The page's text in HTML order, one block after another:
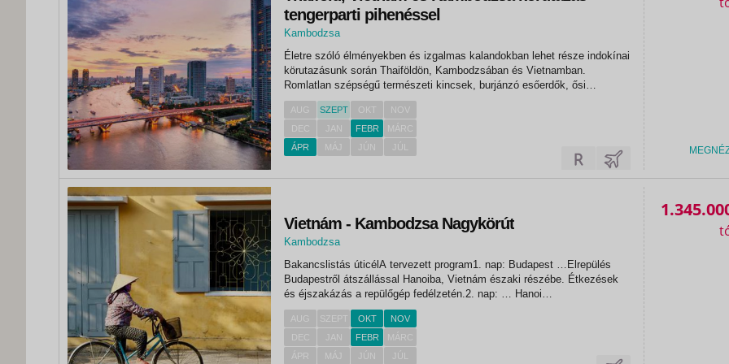
tengerparti pihenéssel
Kambodzsa
, Phnom Penh
Életre szóló élményekben és izgalmas kalandokban lehet része indokínai
körutazásunk során Thaiföldön, Kambodzsában és Vietnamban.
Romlatlan szépségű természeti kincsek, burjánzó esőerdők, ősi
szentélyek, keleties báj, és a 20. század történelmének lebilincselő,
néha felkavaró emlékei fogadják az...
AUG SZEPT OKT
NOV
DEC
JAN FEBR
MÁRC
ÁPR
MÁJ JÚN JÚL
Vietnám - Kambodzsa Nagykörút
Kambodzsa
Bakancslistás úticélA tervezett program1. nap: Budapest …Elrepülés
Budapestről átszállással Hanoiba, Vietnám északi részébe. Étkezések
és éjszakázás a repülőgép fedélzetén.2. nap: … Hanoi
(Vietnám)Megérkezés menetrendtől függően Hanoiba. Megkezdjük
városnézésünket Vietnám fővárosában: Ho Chi Minh...
AUG SZEPT OKT
NOV
DEC
JAN FEBR
MÁRC
ÁPR
MÁJ JÚN JÚL